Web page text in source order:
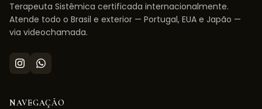
Terapeuta Sistêmica certificada internacionalmente.
Atende todo o Brasil e exterior — Portugal, EUA e Japão —
via videochamada.
NAVEGAÇÃO